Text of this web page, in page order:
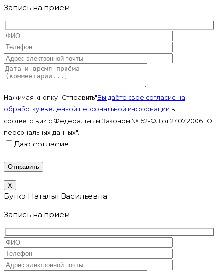
Запись на прием
Нажимая кнопку "Отправить"Вы даёте свое согласие на
обработку введенной персональной информации в
соответствии с Федеральным Законом №152-ФЗ от 27.07.2006 "О
персональных данных".
Даю согласие
X
Бутко Наталья Васильевна
Запись на прием